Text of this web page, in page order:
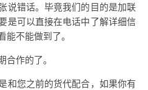
说错话。毕竟我们的目的是加联
是可以直接在电话中了解详细信
不能做到了。
作的了。
和您之前的货代配合，如果你有